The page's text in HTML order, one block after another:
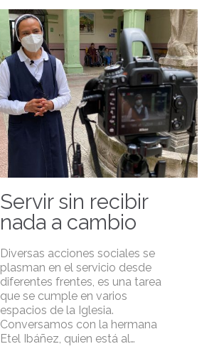
Servir sin recibir
nada a cambio
Diversas acciones sociales se
plasman en el servicio desde
diferentes frentes, es una tarea
que se cumple en varios
espacios de la Iglesia.
Conversamos con la hermana
Etel Ibáñez, quien está al…